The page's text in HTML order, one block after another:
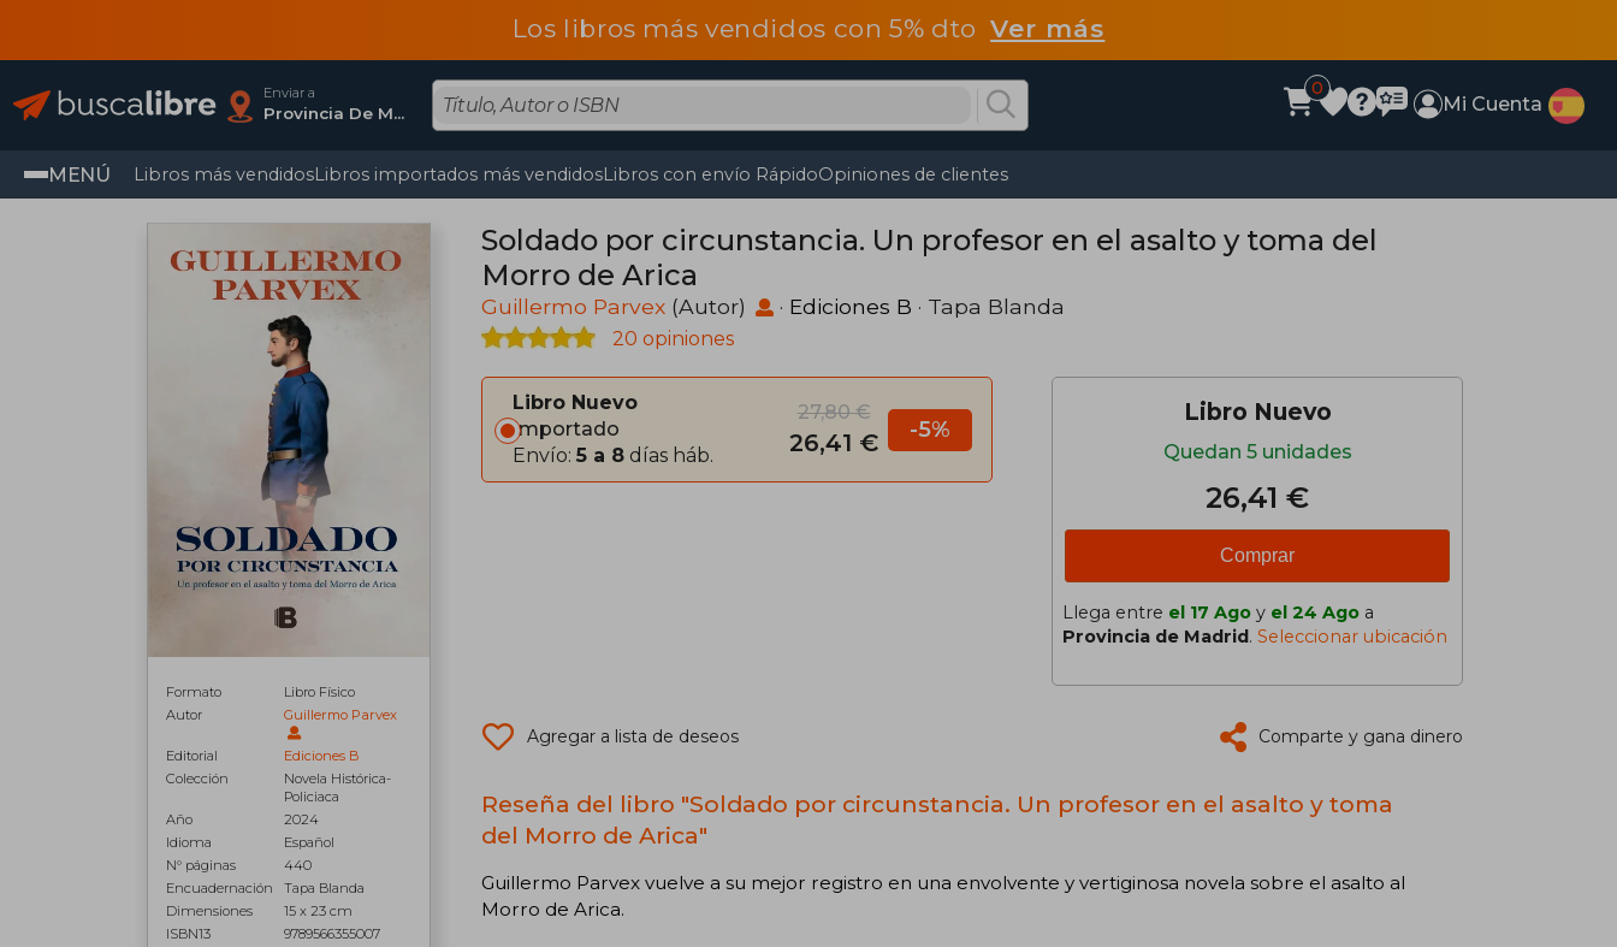
Los libros más vendidos con 5% dtoVer más
Enviar a
Provincia De Madrid
0
Mi Cuenta
MENÚ Libros más vendidosLibros importados más vendidosLibros con envío RápidoOpiniones de clientes
Formato
Libro Físico
Autor
Guillermo Parvex
Editorial
Ediciones B
Colección
Novela Histórica-
Policiaca
Año
2024
Idioma
Español
N° páginas
440
Encuadernación
Tapa Blanda
Dimensiones
15 x 23 cm
ISBN13
9789566355007
Soldado por circunstancia. Un profesor en el asalto y toma del
Morro de Arica
Guillermo Parvex (Autor) · Ediciones B · Tapa Blanda
20 opiniones
Libro Nuevo
Importado
Envío: 5 a 8 días háb.
27,80 €
26,41 € -5%
Libro Nuevo
Quedan 5 unidades
26,41 €
Comprar
Llega entre el 17 Ago y el 24 Ago a
Provincia de Madrid. Seleccionar ubicación
Agregar a lista de deseos Comparte y gana dinero
Reseña del libro "Soldado por circunstancia. Un profesor en el asalto y toma
del Morro de Arica"
Guillermo Parvex vuelve a su mejor registro en una envolvente y vertiginosa novela sobre el asalto al
Morro de Arica.